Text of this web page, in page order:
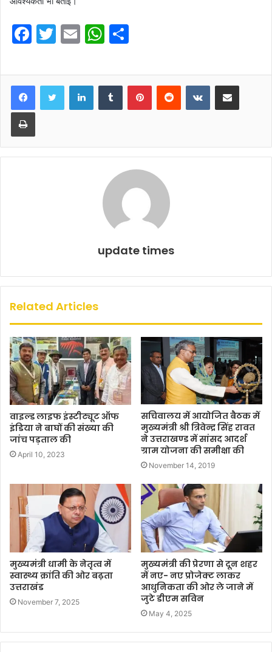
F
c
e
b
o
o
T
itt
er
E
ai
l
W
at
s
A
p
ar
e
update times
Related Articles
वाइल्ड लाइफ इंस्टीट्यूट ऑफ
इंडिया ने बाघों की संख्या की
जांच पड़ताल की
April 10, 2023
सचिवालय में आयोजित बैठक में
मुख्यमंत्री श्री त्रिवेन्द्र सिंह रावत
ने उत्तराखण्ड में सांसद आदर्श
ग्राम योजना की समीक्षा की
November 14, 2019
मुख्यमंत्री धामी के नेतृत्व में
स्वास्थ्य क्रांति की ओर बढ़ता
उत्तराखंड
November 7, 2025
मुख्यमंत्री की प्रेरणा से दून शहर
में नए- नए प्रोजेक्ट लाकर
आधुनिकता की ओर ले जाने में
जुटे डीएम सविन
May 4, 2025